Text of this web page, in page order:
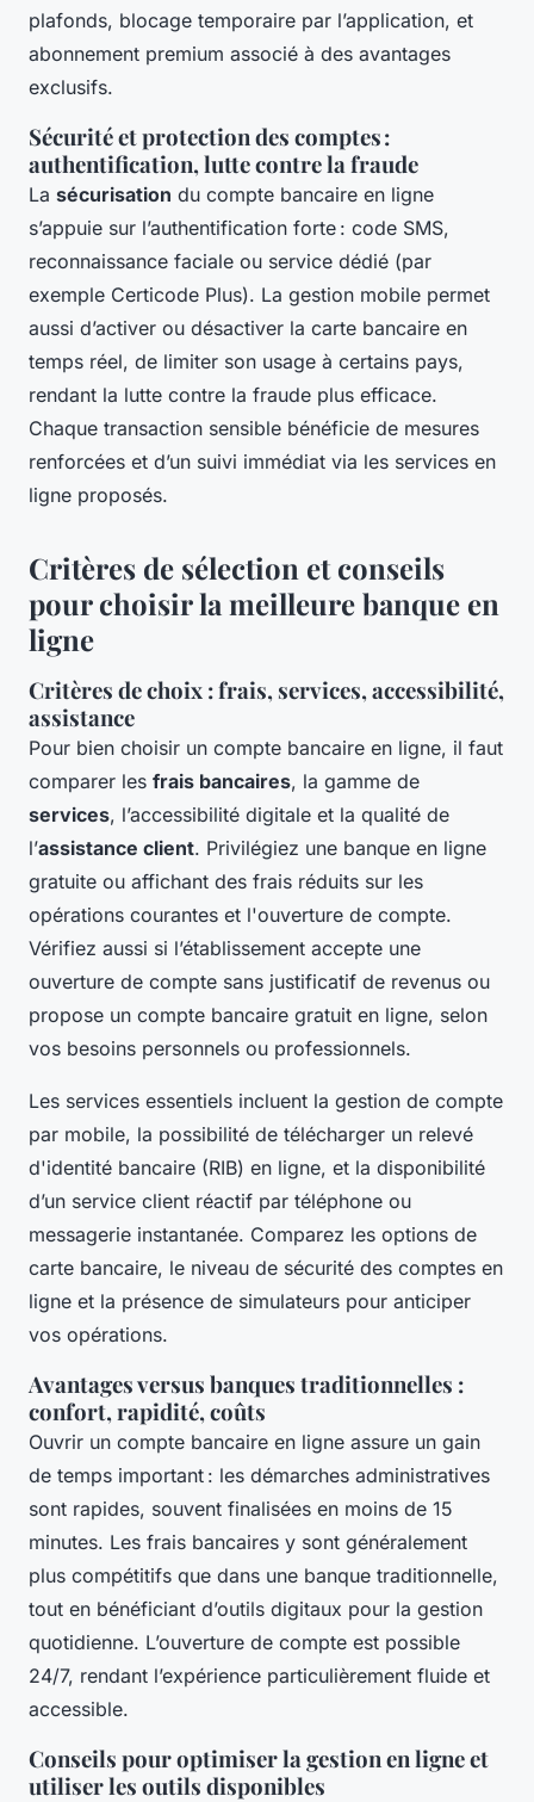
plafonds, blocage temporaire par l’application, et
abonnement premium associé à des avantages
exclusifs.
Sécurité et protection des comptes :
authentification, lutte contre la fraude
La sécurisation du compte bancaire en ligne
s’appuie sur l’authentification forte : code SMS,
reconnaissance faciale ou service dédié (par
exemple Certicode Plus). La gestion mobile permet
aussi d’activer ou désactiver la carte bancaire en
temps réel, de limiter son usage à certains pays,
rendant la lutte contre la fraude plus efficace.
Chaque transaction sensible bénéficie de mesures
renforcées et d’un suivi immédiat via les services en
ligne proposés.
Critères de sélection et conseils
pour choisir la meilleure banque en
ligne
Critères de choix : frais, services, accessibilité,
assistance
Pour bien choisir un compte bancaire en ligne, il faut
comparer les frais bancaires, la gamme de
services, l’accessibilité digitale et la qualité de
l’assistance client. Privilégiez une banque en ligne
gratuite ou affichant des frais réduits sur les
opérations courantes et l'ouverture de compte.
Vérifiez aussi si l’établissement accepte une
ouverture de compte sans justificatif de revenus ou
propose un compte bancaire gratuit en ligne, selon
vos besoins personnels ou professionnels.
Les services essentiels incluent la gestion de compte
par mobile, la possibilité de télécharger un relevé
d'identité bancaire (RIB) en ligne, et la disponibilité
d’un service client réactif par téléphone ou
messagerie instantanée. Comparez les options de
carte bancaire, le niveau de sécurité des comptes en
ligne et la présence de simulateurs pour anticiper
vos opérations.
Avantages versus banques traditionnelles :
confort, rapidité, coûts
Ouvrir un compte bancaire en ligne assure un gain
de temps important : les démarches administratives
sont rapides, souvent finalisées en moins de 15
minutes. Les frais bancaires y sont généralement
plus compétitifs que dans une banque traditionnelle,
tout en bénéficiant d’outils digitaux pour la gestion
quotidienne. L’ouverture de compte est possible
24/7, rendant l’expérience particulièrement fluide et
accessible.
Conseils pour optimiser la gestion en ligne et
utiliser les outils disponibles